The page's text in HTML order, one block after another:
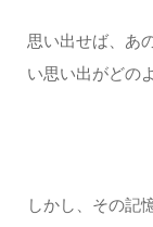
思い出せば、あ
い思い出がどの
しかし、その記